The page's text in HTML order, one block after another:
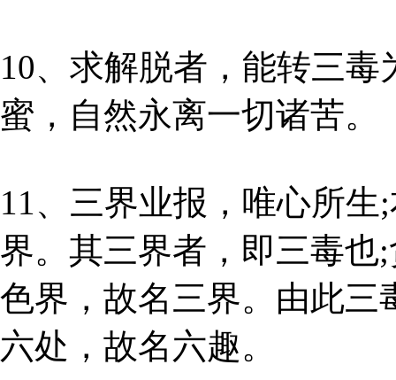
10、求解脱者，能转三
蜜，自然永离一切诸苦。
11、三界业报，唯心所
界。其三界者，即三毒也
色界，故名三界。由此三
六处，故名六趣。